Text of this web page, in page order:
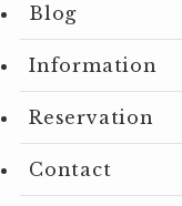
Blog
Information
Reservation
Contact